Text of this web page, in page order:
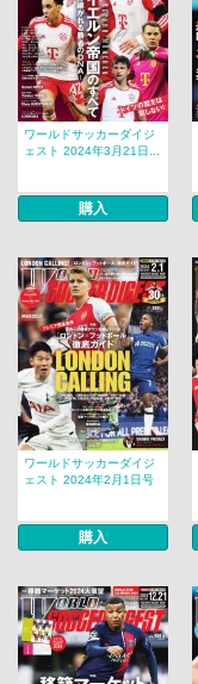
ワールドサッカーダイジ
ェスト 2024年3月21日...
購入
ワールドサッカーダイジ
ェスト 2024年2月1日号
購入